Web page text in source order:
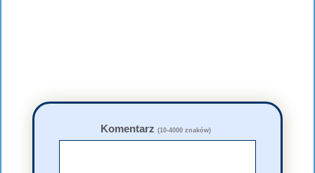
Komentarz (10-4000 znaków)